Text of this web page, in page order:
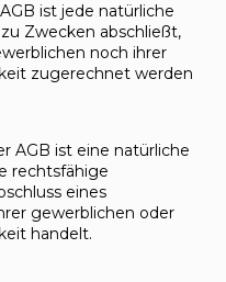
ist jede natürliche
Zwecken abschließt,
noch ihrer
zugerechnet werden
AGB ist eine natürliche
rechtsfähige
eines
gewerblichen oder
handelt.